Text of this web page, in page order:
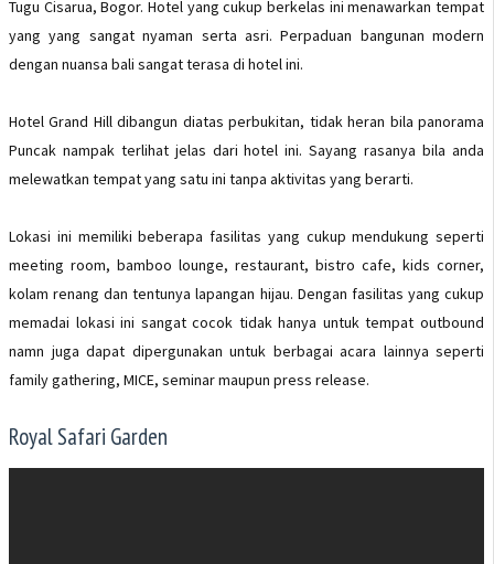
Tugu Cisarua, Bogor. Hotel yang cukup berkelas ini menawarkan tempat
yang yang sangat nyaman serta asri. Perpaduan bangunan modern
dengan nuansa bali sangat terasa di hotel ini.
Hotel Grand Hill dibangun diatas perbukitan, tidak heran bila panorama
Puncak nampak terlihat jelas dari hotel ini. Sayang rasanya bila anda
melewatkan tempat yang satu ini tanpa aktivitas yang berarti.
Lokasi ini memiliki beberapa fasilitas yang cukup mendukung seperti
meeting room, bamboo lounge, restaurant, bistro cafe, kids corner,
kolam renang dan tentunya lapangan hijau. Dengan fasilitas yang cukup
memadai lokasi ini sangat cocok tidak hanya untuk tempat outbound
namn juga dapat dipergunakan untuk berbagai acara lainnya seperti
family gathering, MICE, seminar maupun press release.
Royal Safari Garden